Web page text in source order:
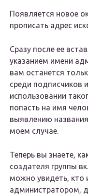
Появляется новое
прописать адрес
Сразу после ее
указанием имени
вам останется
среди подписчиков
использовании
попасть на имя
выявлению
моем случае.
Теперь вы знаете,
создателя группы
можно увидеть, кто
администратором,